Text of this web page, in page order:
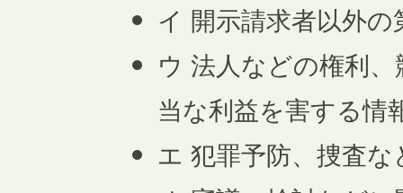
イ 開示請求者以外
ウ 法人などの権利
当な利益を害する情
エ 犯罪予防、捜査